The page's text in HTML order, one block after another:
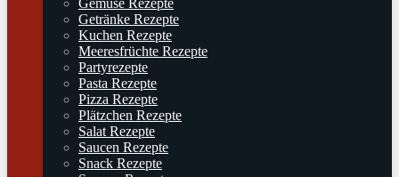
Gemüse Rezepte
Getränke Rezepte
Kuchen Rezepte
Meeresfrüchte Rezepte
Partyrezepte
Pasta Rezepte
Pizza Rezepte
Plätzchen Rezepte
Salat Rezepte
Saucen Rezepte
Snack Rezepte